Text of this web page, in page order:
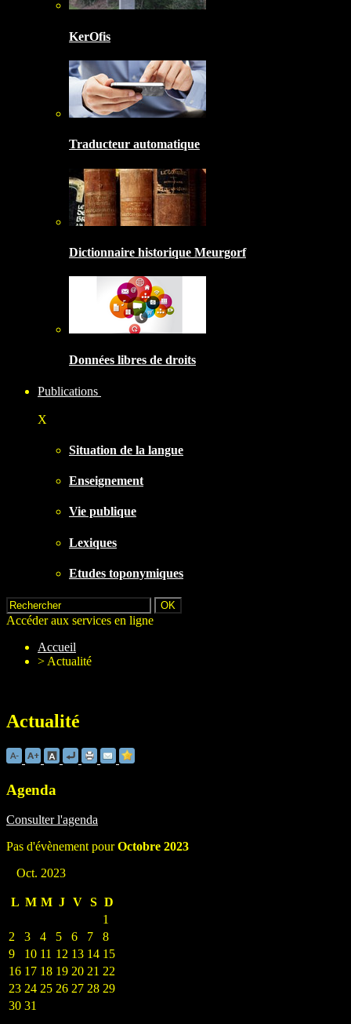
KerOfis
Traducteur automatique
Dictionnaire historique Meurgorf
Données libres de droits
Publications
X
Situation de la langue
Enseignement
Vie publique
Lexiques
Etudes toponymiques
Accéder aux services en ligne
Accueil
> Actualité
Actualité
Agenda
Consulter l'agenda
Pas d'évènement pourOctobre 2023
Oct. 2023
L M M J V S D
1
2
3 4 5 6 7
8
9
10 11 12 13 14 15
16 17 18 19 20 21 22
23 24 25 26 27 28 29
30 31